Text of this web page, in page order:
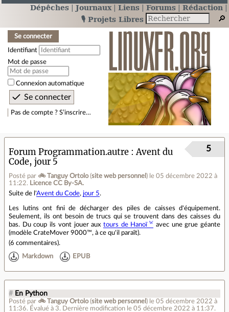
Dépêches Journaux Liens Forums
Rédaction
🎙️ Projets Libres
Se connecter
Identifiant
Mot de passe
Connexion automatique
Pas de compte ? S’inscrire…
Forum Programmation.autre
Avent du
Code, jour 5
Posté par 🚲 Tanguy Ortolo(site web personnel ) le 05 décembre 2022 à
11:22. Licence CC By‑SA.
5
Suite de l'Avent du Code, jour 5.
Les lutins ont fini de décharger des piles de caisses d'équipement.
Seulement, ils ont besoin de trucs qui se trouvent dans des caisses du
bas. Du coup ils vont jouer aux tours de Hanoï
avec une grue géante
(modèle CrateMover 9000™, à ce qu'il paraît).
(6 commentaires).
Markdown EPUB
# En Python
Posté par 🚲 Tanguy Ortolo(site web personnel ) le 05 décembre 2022 à
11:36. Évalué à 3. Dernière modification le 05 décembre 2022 à 11:37.